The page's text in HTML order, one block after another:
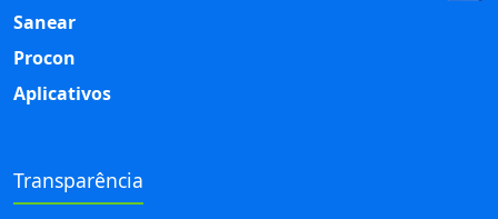
Sanear
Procon
Aplicativos
Transparência